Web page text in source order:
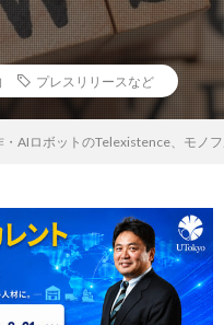
プレスリリースなど
・AIロボットのTelexistence、モノ